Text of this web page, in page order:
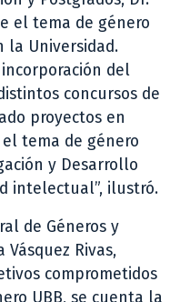
el tema de género
la Universidad.
del
concursos de
proyectos en
tema de género
y Desarrollo
intelectual”, ilustró.
de Géneros y
Vásquez Rivas,
comprometidos
UBB, se cuenta la